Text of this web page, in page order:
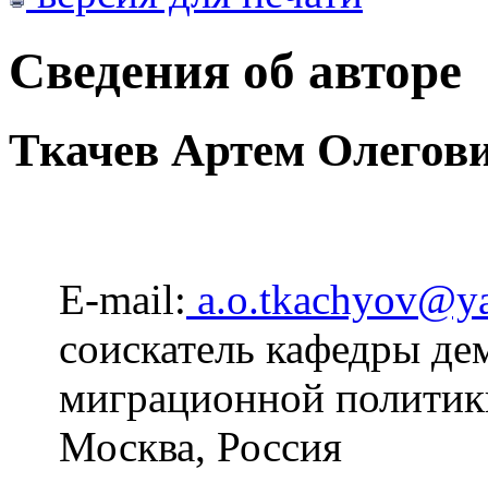
Сведения об авторе
Ткачев Артем
E-mail:
соискатель кафедры
миграционной
Москва, Россия